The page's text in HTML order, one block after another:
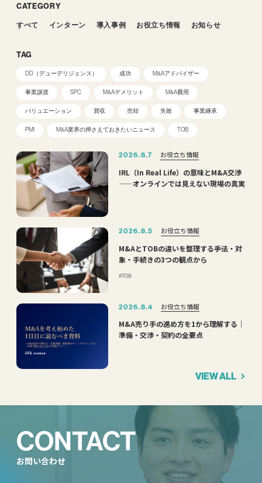
CATEGORY
すべて インターン 導入事例 お役立ち情報 お知らせ
TAG
DD（デューデリジェンス） 成功 M&Aアドバイザー
事業譲渡 SPC M&Aデメリット M&A費用
バリュエーション 買収 売却 失敗 事業継承
PMI M&A業界の押さえておきたいニュース TOB
2026.8.7 お役立ち情報
IRL（In Real Life）の意味とM&A交渉
——オンラインでは見えない現場の真実
2026.8.5 お役立ち情報
M&AとTOBの違いを整理する――手法・対
象・手続きの3つの観点から
TOB
2026.8.4 お役立ち情報
M&A売り手の進め方を1から理解する｜
準備・交渉・契約の全要点
VIEW ALL
CONTACT
お問い合わせ